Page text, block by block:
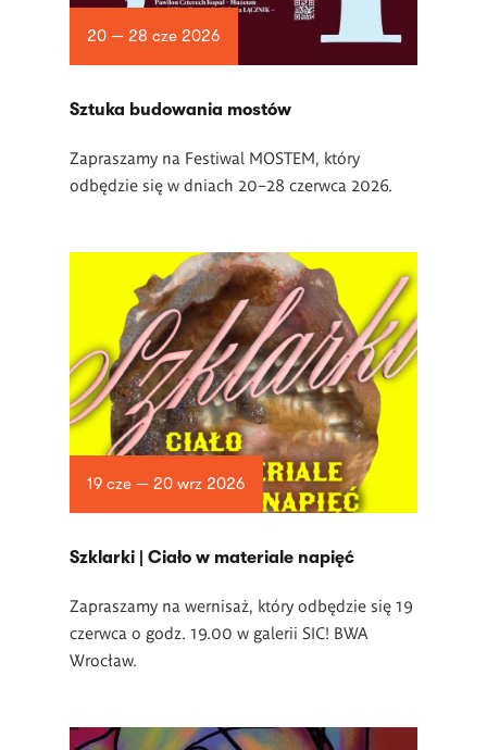
20 — 28 cze 2026
Sztuka budowania mostów
Zapraszamy na Festiwal MOSTEM, który
odbędzie się w dniach 20–28 czerwca 2026.
19 cze — 20 wrz 2026
­Szklarki | Ciało w materiale napięć
Zapraszamy na wernisaż, który odbędzie się 19
czerwca o godz. 19.00 w galerii SIC! BWA
Wrocław.